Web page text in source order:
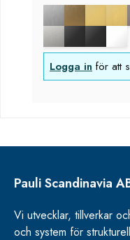
Logga in för att
Pauli Scandinavia
Vi utvecklar, tillverkar
och system för